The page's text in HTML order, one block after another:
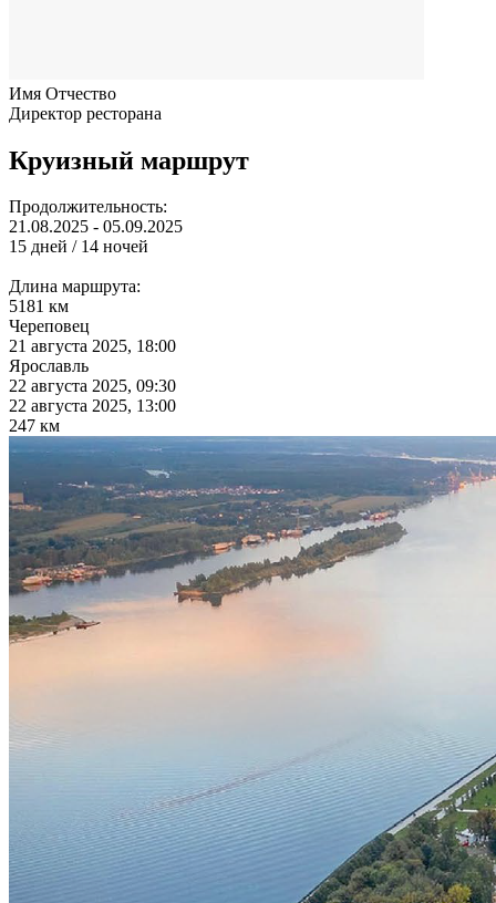
Имя Отчество
Директор ресторана
Круизный маршрут
Продолжительность:
21.08.2025 - 05.09.2025
15 дней / 14 ночей
Длина маршрута:
5181 км
Череповец
21 августа 2025, 18:00
Ярославль
22 августа 2025, 09:30
22 августа 2025, 13:00
247 км